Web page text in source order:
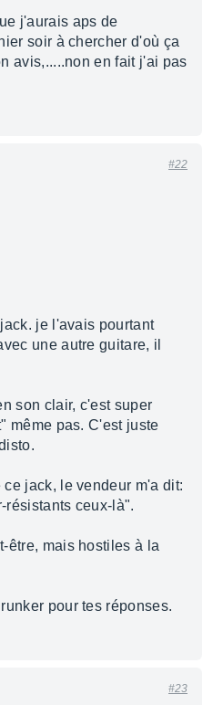
j'aurais aps de
soir à chercher d'où ça
avis,.....non en fait j'ai pas
#22
je l'avais pourtant
une autre guitare, il
son clair, c'est super
même pas. C'est juste
jack, le vendeur m'a dit:
résistants ceux-là".
être, mais hostiles à la
pour tes réponses.
#23